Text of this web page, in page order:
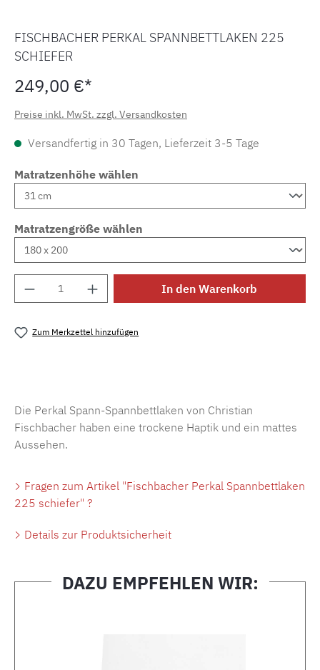
FISCHBACHER PERKAL SPANNBETTLAKEN 225
SCHIEFER
249,00 €*
Preise inkl. MwSt. zzgl. Versandkosten
Versandfertig in 30 Tagen, Lieferzeit 3-5 Tage
Matratzenhöhe wählen
Matratzengröße wählen
Produkt Anzahl: Gib den gewünschten
In den Warenkorb
Zum Merkzettel hinzufügen
Die Perkal Spann-Spannbettlaken von Christian
Fischbacher haben eine trockene Haptik und ein mattes
Aussehen.
Fragen zum Artikel "Fischbacher Perkal Spannbettlaken
225 schiefer" ?
Details zur Produktsicherheit
DAZU EMPFEHLEN WIR: